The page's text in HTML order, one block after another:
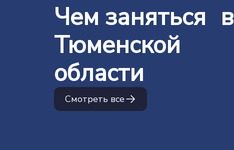
Чем заняться в
Тюменской
области
Смотреть все